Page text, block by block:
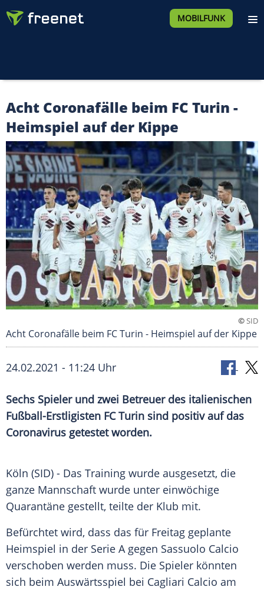
MOBILFUNK
Acht Coronafälle beim FC Turin -
Heimspiel auf der Kippe
©SID
Acht Coronafälle beim FC Turin - Heimspiel auf der Kippe
24.02.2021 - 11:24 Uhr
Sechs Spieler und zwei Betreuer des italienischen
Fußball-Erstligisten FC Turin sind positiv auf das
Coronavirus getestet worden.
Köln (SID) - Das Training wurde ausgesetzt, die
ganze Mannschaft wurde unter einwöchige
Quarantäne gestellt, teilte der Klub mit.
Befürchtet wird, dass das für Freitag geplante
Heimspiel in der Serie Agegen Sassuolo Calcio
verschoben werden muss. Die Spieler könnten
sich beim Auswärtsspiel bei Cagliari Calcio am